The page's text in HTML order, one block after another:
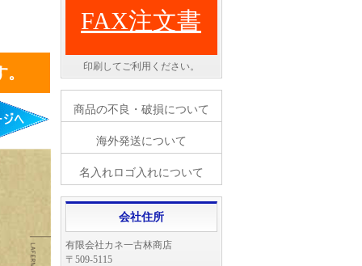
FAX注文書
印刷してご利用ください。
商品の不良・破損について
海外発送について
名入れロゴ入れについて
会社住所
有限会社カネ一古林商店
〒509-5115